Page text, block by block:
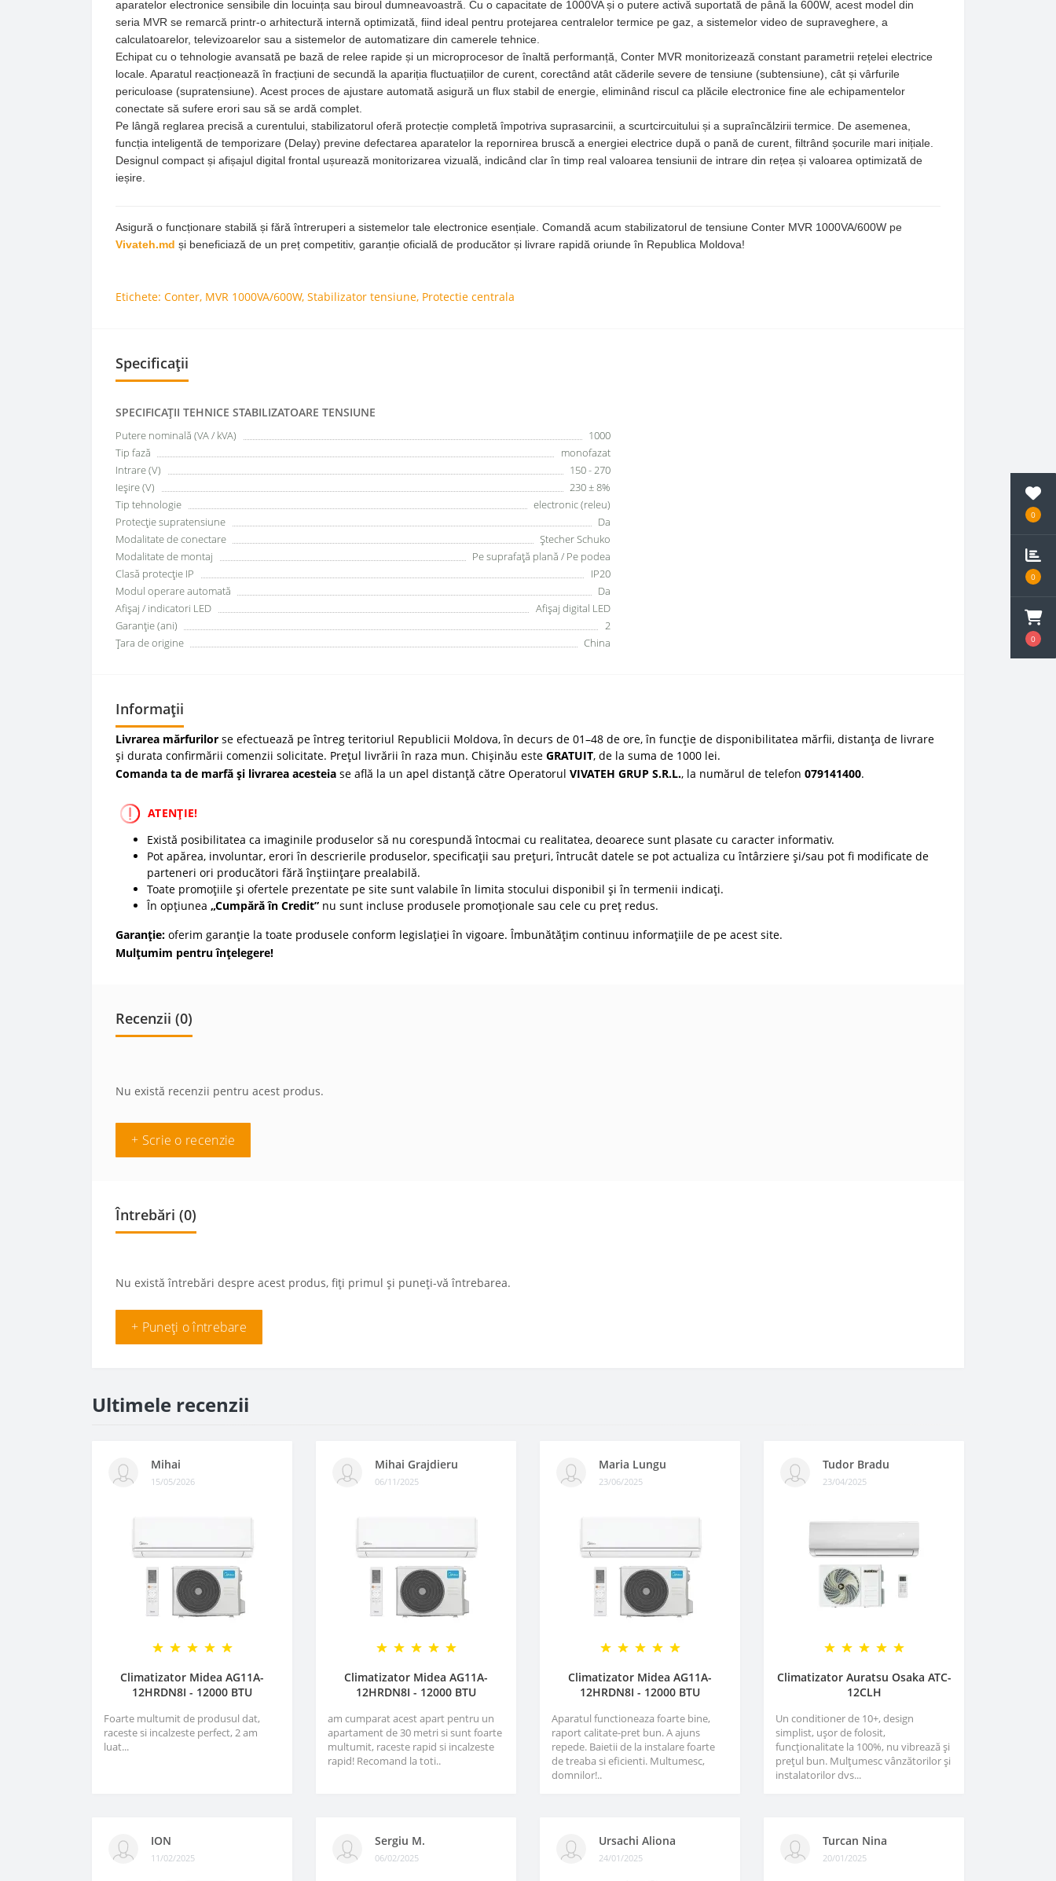
0
0
0
aparatelor electronice sensibile din locuința sau biroul dumneavoastră. Cu o capacitate de 1000VA și o putere activă suportată de până la 600W, acest model din
seria MVR se remarcă printr-o arhitectură internă optimizată, fiind ideal pentru protejarea centralelor termice pe gaz, a sistemelor video de supraveghere, a
calculatoarelor, televizoarelor sau a sistemelor de automatizare din camerele tehnice.
Echipat cu o tehnologie avansată pe bază de relee rapide și un microprocesor de înaltă performanță, Conter MVR monitorizează constant parametrii rețelei electrice
locale. Aparatul reacționează în fracțiuni de secundă la apariția fluctuațiilor de curent, corectând atât căderile severe de tensiune (subtensiune), cât și vârfurile
periculoase (supratensiune). Acest proces de ajustare automată asigură un flux stabil de energie, eliminând riscul ca plăcile electronice fine ale echipamentelor
conectate să sufere erori sau să se ardă complet.
Pe lângă reglarea precisă a curentului, stabilizatorul oferă protecție completă împotriva suprasarcinii, a scurtcircuitului și a supraîncălzirii termice. De asemenea,
funcția inteligentă de temporizare (Delay) previne defectarea aparatelor la repornirea bruscă a energiei electrice după o pană de curent, filtrând șocurile mari inițiale.
Designul compact și afișajul digital frontal ușurează monitorizarea vizuală, indicând clar în timp real valoarea tensiunii de intrare din rețea și valoarea optimizată de
ieșire.
Asigură o funcționare stabilă și fără întreruperi a sistemelor tale electronice esențiale. Comandă acum stabilizatorul de tensiune Conter MVR 1000VA/600W pe
Vivateh.md și beneficiază de un preț competitiv, garanție oficială de producător și livrare rapidă oriunde în Republica Moldova!
Etichete: Conter, MVR 1000VA/600W, Stabilizator tensiune, Protectie centrala
Specificații
SPECIFICAŢII TEHNICE STABILIZATOARE TENSIUNE
Putere nominală (VA / kVA)
1000
Tip fază
monofazat
Intrare (V)
150 - 270
Ieșire (V)
230 ± 8%
Tip tehnologie
electronic (releu)
Protecţie supratensiune
Da
Modalitate de conectare
Ştecher Schuko
Modalitate de montaj
Pe suprafaţă plană / Pe podea
Clasă protecţie IP
IP20
Modul operare automată
Da
Afişaj / indicatori LED
Afişaj digital LED
Garanţie (ani)
2
Țara de origine
China
Informații
Livrarea mărfurilor se efectuează pe întreg teritoriul Republicii Moldova, în decurs de 01–48 de ore, în funcție de disponibilitatea mărfii, distanța de livrare
și durata confirmării comenzii solicitate. Prețul livrării în raza mun. Chișinău este GRATUIT, de la suma de 1000 lei.
Comanda ta de marfă și livrarea acesteia se află la un apel distanță către Operatorul VIVATEH GRUP S.R.L., la numărul de telefon 079141400.
ATENȚIE!
Există posibilitatea ca imaginile produselor să nu corespundă întocmai cu realitatea, deoarece sunt plasate cu caracter informativ.
Pot apărea, involuntar, erori în descrierile produselor, specificații sau prețuri, întrucât datele se pot actualiza cu întârziere și/sau pot fi modificate de
parteneri ori producători fără înștiințare prealabilă.
Toate promoțiile și ofertele prezentate pe site sunt valabile în limita stocului disponibil și în termenii indicați.
În opțiunea „Cumpără în Credit” nu sunt incluse produsele promoționale sau cele cu preț redus.
Garanție: oferim garanție la toate produsele conform legislației în vigoare. Îmbunătățim continuu informațiile de pe acest site.
Mulțumim pentru înțelegere!
Recenzii (0)
Nu există recenzii pentru acest produs.
+ Scrie o recenzie
Întrebări (0)
Nu există întrebări despre acest produs, fiți primul și puneți-vă întrebarea.
+ Puneți o întrebare
Ultimele recenzii
Mihai
15/05/2026
Climatizator Midea AG11A-
12HRDN8I - 12000 BTU
Foarte multumit de produsul dat,
raceste si incalzeste perfect, 2 am
luat...
Mihai Grajdieru
06/11/2025
Climatizator Midea AG11A-
12HRDN8I - 12000 BTU
am cumparat acest apart pentru un
apartament de 30 metri si sunt foarte
multumit, raceste rapid si incalzeste
rapid! Recomand la toti..
Maria Lungu
23/06/2025
Climatizator Midea AG11A-
12HRDN8I - 12000 BTU
Aparatul functioneaza foarte bine,
raport calitate-pret bun. A ajuns
repede. Baietii de la instalare foarte
de treaba si eficienti. Multumesc,
domnilor!..
Tudor Bradu
23/04/2025
Climatizator Auratsu Osaka ATC-
12CLH
Un conditioner de 10+, design
simplist, ușor de folosit,
funcționalitate la 100%, nu vibrează și
prețul bun. Mulțumesc vânzătorilor și
instalatorilor dvs...
ION
11/02/2025
Sergiu M.
06/02/2025
Ursachi Aliona
24/01/2025
Turcan Nina
20/01/2025